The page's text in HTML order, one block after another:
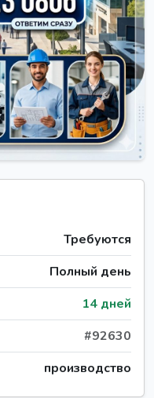
Требуются
Полный день
14 дней
#92630
производство